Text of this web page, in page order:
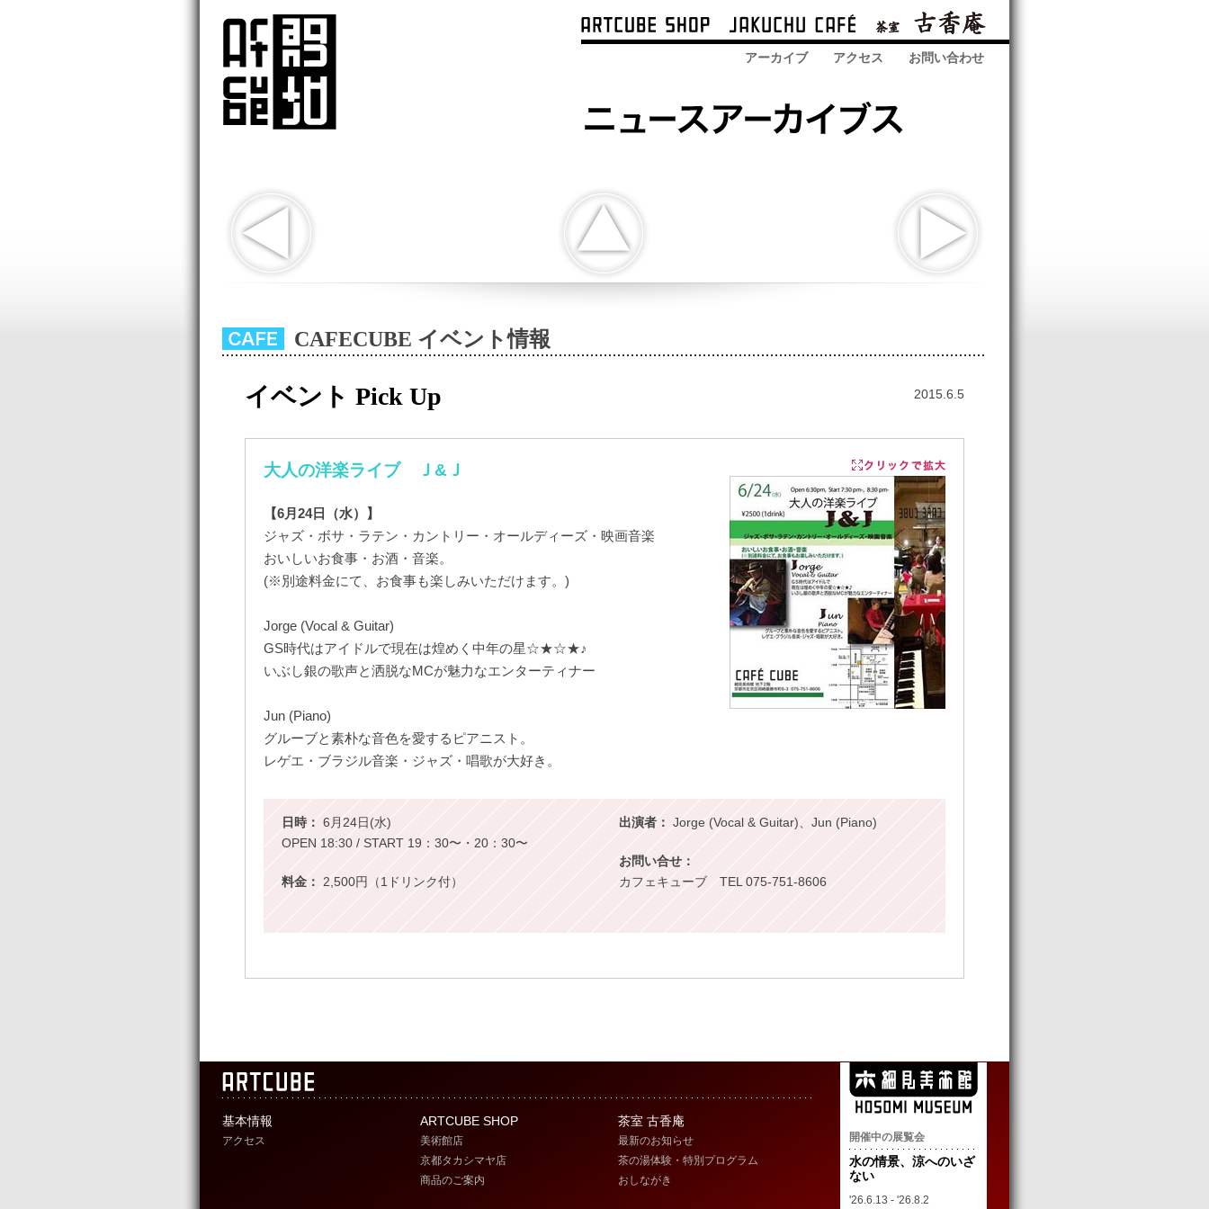
アーカイブ アクセス お問い合わせ
CAFECUBE イベント情報
イベント Pick Up 2015.6.5
大人の洋楽ライブ Ｊ&Ｊ
【6月24日（水）】
ジャズ・ボサ・ラテン・カントリー・オールディーズ・映画音楽
おいしいお食事・お酒・音楽。
(※別途料金にて、お食事も楽しみいただけます。)
Jorge (Vocal & Guitar)
GS時代はアイドルで現在は煌めく中年の星☆★☆★♪
いぶし銀の歌声と洒脱なMCが魅力なエンターティナー
Jun (Piano)
グルーブと素朴な音色を愛するピアニスト。
レゲエ・ブラジル音楽・ジャズ・唱歌が大好き。
日時： 6月24日(水)
OPEN 18:30 / START 19：30〜・20：30〜
料金： 2,500円（1ドリンク付）
出演者： Jorge (Vocal & Guitar)、Jun (Piano)
お問い合せ：
カフェキューブ TEL 075-751-8606
基本情報
アクセス
ARTCUBE SHOP
美術館店
京都タカシマヤ店
商品のご案内
茶室 古香庵
最新のお知らせ
茶の湯体験・特別プログラム
おしながき
開催中の展覧会
水の情景、涼へのいざ
ない
'26.6.13 - '26.8.2